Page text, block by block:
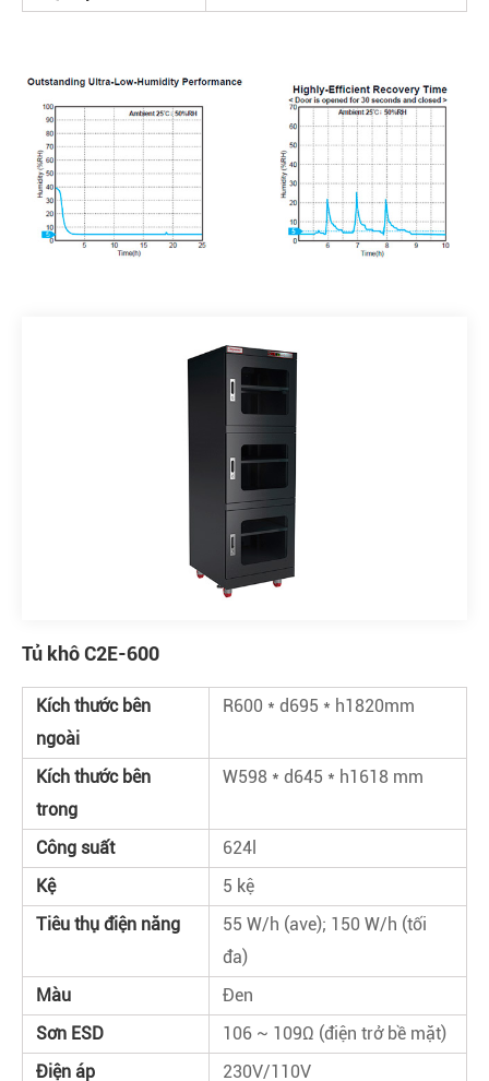
Tủ khô C2E-600
Kích thước bên
ngoài
R600 * d695 * h1820mm
Kích thước bên
trong
W598 * d645 * h1618 mm
Công suất
624l
Kệ
5 kệ
Tiêu thụ điện năng
55 W/h (ave); 150 W/h (tối
đa)
Màu
Đen
Sơn ESD
106 ~ 109Ω (điện trở bề mặt)
Điện áp
230V/110V